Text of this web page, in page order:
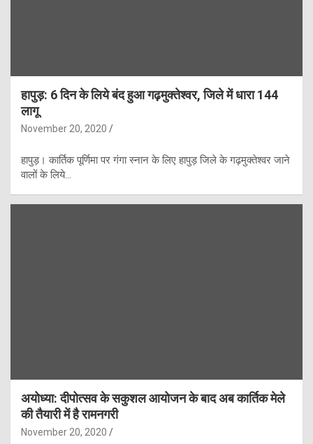
हापुड़: 6 दिन के लिये बंद हुआ गढ़मुक्तेश्वर, जिले में धारा 144
लागू
November 20, 2020
हापुड़। कार्तिक पूर्णिमा पर गंगा स्नान के लिए हापुड़ जिले के गढ़मुक्तेश्वर जाने
वालों के लिये…
अयोध्या: दीपोत्सव के सकुशल आयोजन के बाद अब कार्तिक मेले
की तैयारी में है रामनगरी
November 20, 2020